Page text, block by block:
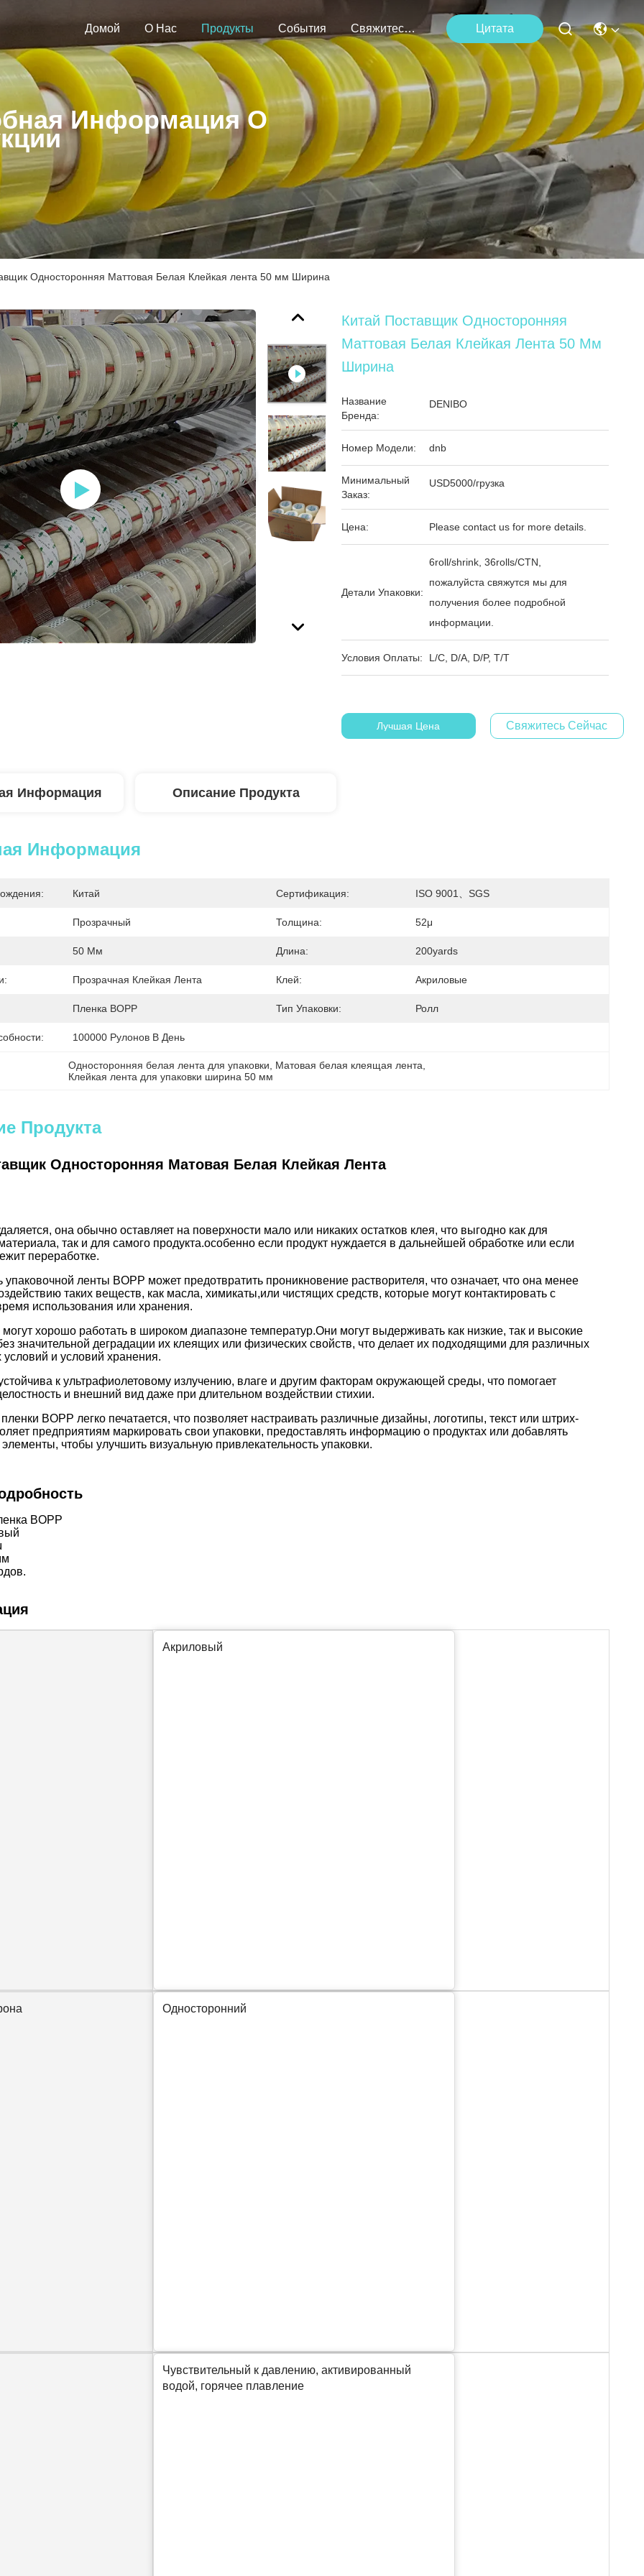
Домой О Нас Продукты События Свяжитесь С Нами Цитата
Информация О
Односторонняя Маттовая Белая Клейкая лента 50 мм Ширина
Китай Поставщик Односторонняя
Маттовая Белая Клейкая Лента 50 Мм
Ширина
Название
Бренда:
DENIBO
Номер Модели: dnb
Минимальный
Заказ:
USD5000/грузка
Цена: Please contact us for more details.
Детали Упаковки:
6roll/shrink, 36rolls/CTN,
пожалуйста свяжутся мы для
получения более подробной
информации.
Условия Оплаты: L/C, D/A, D/P, T/T
Лучшая Цена Свяжитесь Сейчас
Информация Описание Продукта
Информация
Китай Сертификация: ISO 9001、SGS
Прозрачный Толщина: 52μ
50 Мм Длина: 200yards
Прозрачная Клейкая Лента Клей: Акриловые
Пленка BOPP Тип Упаковки: Ролл
100000 Рулонов В День
Односторонняя белая лента для упаковки Матовая белая клеящая лента
Клейкая лента для упаковки ширина 50 мм
Продукта
Односторонняя Матовая Белая Клейкая Лента
она обычно оставляет на поверхности мало или никаких остатков клея, что выгодно как для
так и для самого продукта.особенно если продукт нуждается в дальнейшей обработке или если
переработке.
упаковочной ленты BOPP может предотвратить проникновение растворителя, что означает, что она менее
таких веществ, как масла, химикаты,или чистящих средств, которые могут контактировать с
использования или хранения.
хорошо работать в широком диапазоне температур.Они могут выдерживать как низкие, так и высокие
значительной деградации их клеящих или физических свойств, что делает их подходящими для различных
условий и условий хранения.
к ультрафиолетовому излучению, влаге и другим факторам окружающей среды, что помогает
и внешний вид даже при длительном воздействии стихии.
BOPP легко печатается, что позволяет настраивать различные дизайны, логотипы, текст или штрих-
предприятиям маркировать свои упаковки, предоставлять информацию о продуктах или добавлять
чтобы улучшить визуальную привлекательность упаковки.
BOPP
Акриловый
Односторонний
Чувствительный к давлению, активированный
водой, горячее плавление